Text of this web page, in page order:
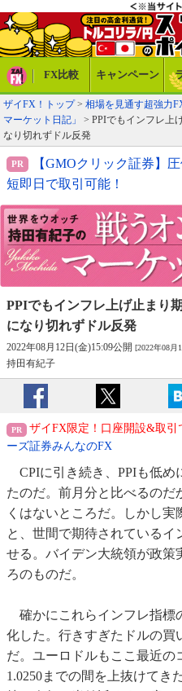
FX比較 キャンペーン
ザイFX！トップ> 相場を見通す超強力
マーケット日記」
> PPIでもインフレ上
なり切れずドル反発
【GMOクリック証券】
短即日で取引可能！
PPIでもインフレ上げ止まり
になり切れずドル反発
2022年08月12日(金)15:09公開 [2022年08月
持田有紀子
ザイFX限定！口座開設&取引
ーズ証券みんなのFX
CPIに引き続き、PPIも低め
たのだ。前月分と比べるのだ
くはないところだ。しかし
と、世間で期待されているイ
せる。バイデン大統領が政策
ろのものだ。
確かにこれらインフレ指標
化した。行きすぎたドルの買
だ。ユーロドルもここ最近の
1.0250までの間を上抜けてき